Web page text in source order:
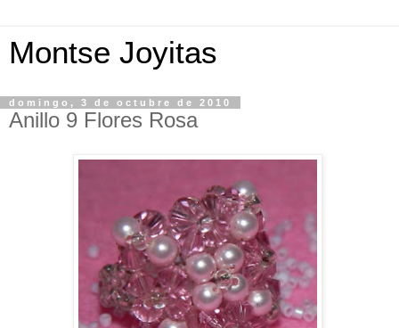
Montse Joyitas
domingo, 3 de octubre de 2010
Anillo 9 Flores Rosa